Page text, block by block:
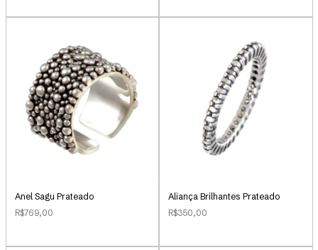
Anel Sagu Prateado
R$769,00
Aliança Brilhantes Prateado
R$350,00